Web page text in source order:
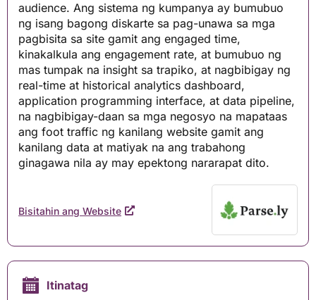
audience. Ang sistema ng kumpanya ay bumubuo
ng isang bagong diskarte sa pag-unawa sa mga
pagbisita sa site gamit ang engaged time,
kinakalkula ang engagement rate, at bumubuo ng
mas tumpak na insight sa trapiko, at nagbibigay ng
real-time at historical analytics dashboard,
application programming interface, at data pipeline,
na nagbibigay-daan sa mga negosyo na mapataas
ang foot traffic ng kanilang website gamit ang
kanilang data at matiyak na ang trabahong
ginagawa nila ay may epektong nararapat dito.
Bisitahin ang Website
Itinatag